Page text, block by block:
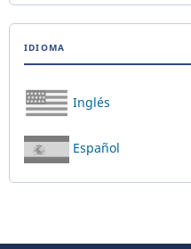
IDIOMA
Inglés
Español